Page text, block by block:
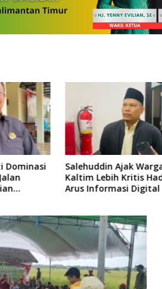
Salehuddin Ajak Warga
Kaltim Lebih Kritis Hadapi
Arus Informasi Digital